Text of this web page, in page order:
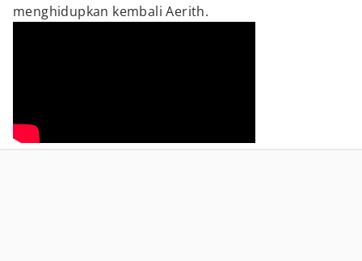
menghidupkan kembali Aerith.